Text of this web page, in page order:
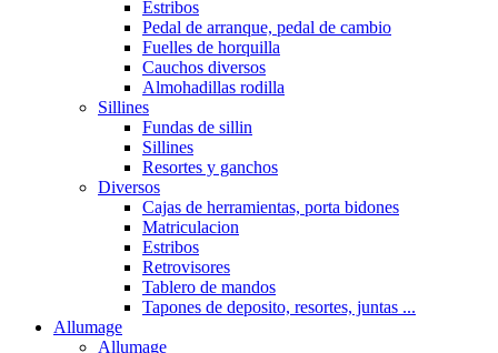
Estribos
Pedal de arranque, pedal de cambio
Fuelles de horquilla
Cauchos diversos
Almohadillas rodilla
Sillines
Fundas de sillin
Sillines
Resortes y ganchos
Diversos
Cajas de herramientas, porta bidones
Matriculacion
Estribos
Retrovisores
Tablero de mandos
Tapones de deposito, resortes, juntas ...
Allumage
Allumage